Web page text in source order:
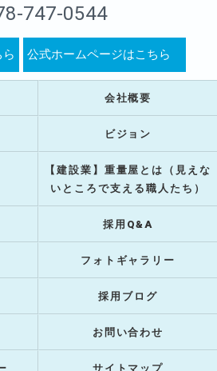
747-0544
公式ホームページはこちら
会社概要
ビジョン
【建設業】重量屋とは（見えな
いところで支える職人たち）
採用Q&A
フォトギャラリー
採用ブログ
お問い合わせ
サイトマップ